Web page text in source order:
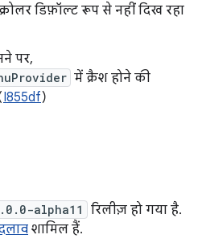
डिफ़ॉल्ट रूप से नहीं दिख रहा
पर,
में क्रैश होने की
I855df)
alpha11
रिलीज़ हो गया है.
शामिल हैं.